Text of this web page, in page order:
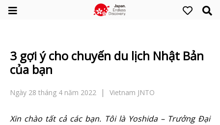
3 gợi ý cho chuyến du lịch Nhật Bản
của bạn
Ngày 28 tháng 4 năm 2022 Vietnam JNTO
Xin chào tất cả các bạn. Tôi là Yoshida – Trưởng Đại